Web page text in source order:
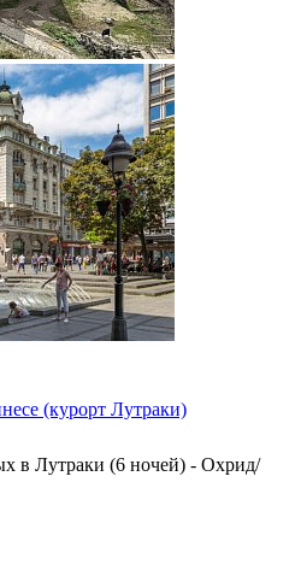
(курорт Лутраки)
в Лутраки (6 ночей) - Охрид/